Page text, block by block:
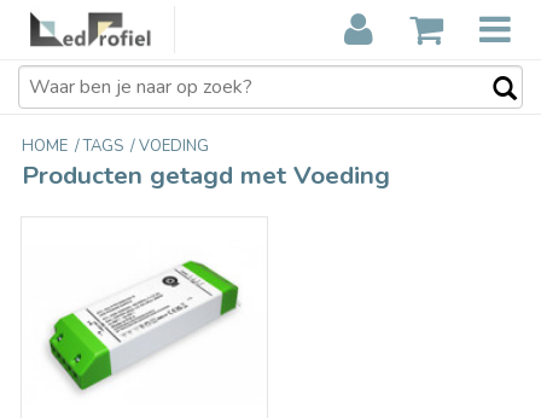
HOME /TAGS /VOEDING
Producten getagd met Voeding